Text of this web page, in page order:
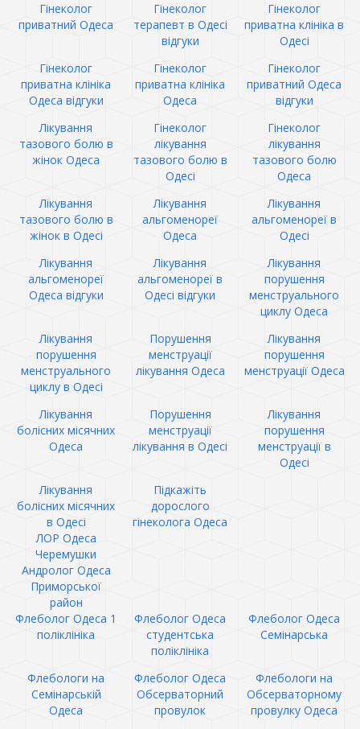
Гінеколог
приватний Одеса
Гінеколог
терапевт в Одесі
відгуки
Гінеколог
приватна клініка в
Одесі
Гінеколог
приватна клініка
Одеса відгуки
Гінеколог
приватна клініка
Одеса
Гінеколог
приватний Одеса
відгуки
Лікування
тазового болю в
жінок Одеса
Гінеколог
лікування
тазового болю в
Одесі
Гінеколог
лікування
тазового болю
Одеса
Лікування
тазового болю в
жінок в Одесі
Лікування
альгоменореї
Одеса
Лікування
альгоменореї в
Одесі
Лікування
альгоменореї
Одеса відгуки
Лікування
альгоменореї в
Одесі відгуки
Лікування
порушення
менструального
циклу Одеса
Лікування
порушення
менструального
циклу в Одесі
Порушення
менструації
лікування Одеса
Лікування
порушення
менструації Одеса
Лікування
болісних місячних
Одеса
Порушення
менструації
лікування в Одесі
Лікування
порушення
менструації в
Одесі
Лікування
болісних місячних
в Одесі
Підкажіть
дорослого
гінеколога Одеса
ЛОР Одеса
Черемушки
Андролог Одеса
Приморської
район
Флеболог Одеса 1
поліклініка
Флеболог Одеса
студентська
поліклініка
Флеболог Одеса
Семінарська
Флебологи на
Семінарській
Одеса
Флеболог Одеса
Обсерваторний
провулок
Флебологи на
Обсерваторному
провулку Одеса